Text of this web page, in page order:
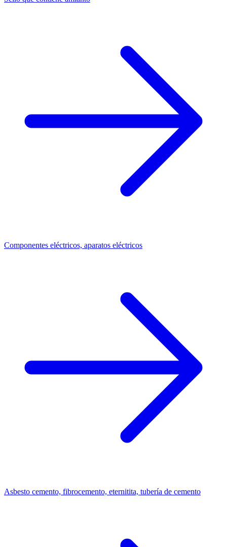
Componentes eléctricos, aparatos eléctricos
Asbesto cemento, fibrocemento, eternitita, tubería de cemento